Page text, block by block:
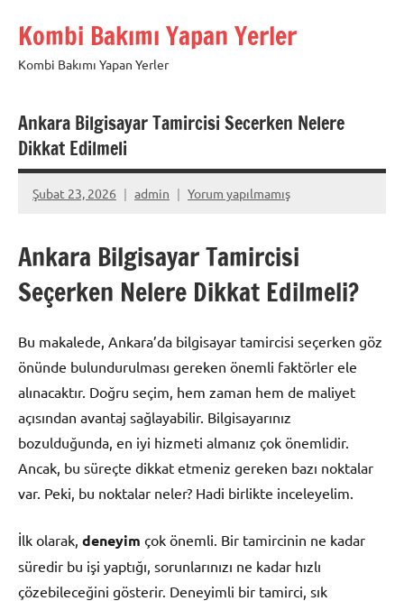
Kombi Bakımı Yapan Yerler
Kombi Bakımı Yapan Yerler
Ankara Bilgisayar Tamircisi Secerken Nelere
Dikkat Edilmeli
Şubat 23, 2026 admin Yorum yapılmamış
Ankara Bilgisayar Tamircisi
Seçerken Nelere Dikkat Edilmeli?
Bu makalede, Ankara’da bilgisayar tamircisi seçerken göz
önünde bulundurulması gereken önemli faktörler ele
alınacaktır. Doğru seçim, hem zaman hem de maliyet
açısından avantaj sağlayabilir. Bilgisayarınız
bozulduğunda, en iyi hizmeti almanız çok önemlidir.
Ancak, bu süreçte dikkat etmeniz gereken bazı noktalar
var. Peki, bu noktalar neler? Hadi birlikte inceleyelim.
İlk olarak, deneyim çok önemli. Bir tamircinin ne kadar
süredir bu işi yaptığı, sorunlarınızı ne kadar hızlı
çözebileceğini gösterir. Deneyimli bir tamirci, sık